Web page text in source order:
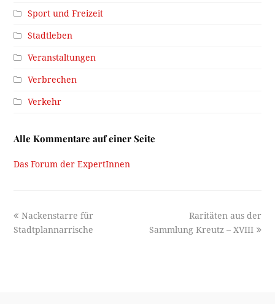
Sport und Freizeit
Stadtleben
Veranstaltungen
Verbrechen
Verkehr
Alle Kommentare auf einer Seite
Das Forum der ExpertInnen
previous
post:
Nackenstarre für
Stadtplannarrische
next
post:
Raritäten aus der
Sammlung Kreutz – XVIII